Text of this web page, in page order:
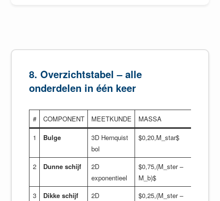
8. Overzichtstabel – alle
onderdelen in één keer
# COMPONENT MEETKUNDE MASSA
1
Bulge
3D Hernquist
bol
$0,20,M_star$
2
Dunne schijf
2D
exponentieel
$0,75,(M_ster –
M_b)$
3 Dikke schijf
2D
$0,25,(M_ster –